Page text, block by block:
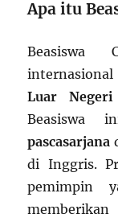
Apa itu
Beasiswa
Luar
Beasiswa
pascasarjana
di Inggris.
pemimpin